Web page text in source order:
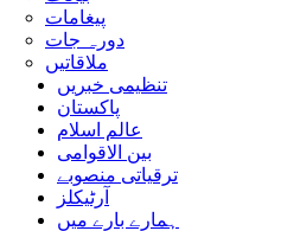
پیغامات
دورہ جات
ملاقاتیں
تنظیمی خبریں
پاکستان
عالم اسلام
بین الاقوامی
ترقیاتی منصوبے
آرٹیکلز
ہمارے بارے میں